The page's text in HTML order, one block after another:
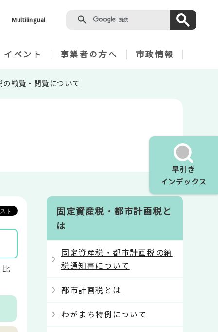
Multilingual
早引き
インデックス
イベント 事業者の方へ 市政情報
の縦覧・閲覧について
固定資産税・都市計画税と
は
固定資産税・都市計画税の納
税通知書について
都市計画税とは
わがまち特例について